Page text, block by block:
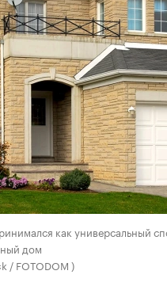
как универсальный
дом
/ FOTODOM )